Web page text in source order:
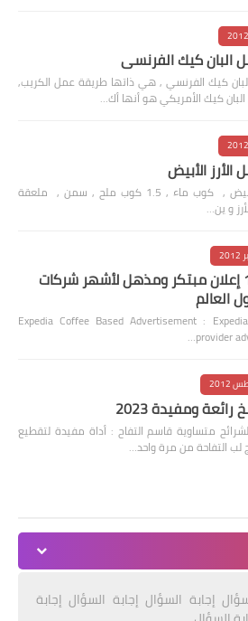
البان كيك الفرنسي
كيك الفرنسي , هي ذاتها طريقة عمل الكريب,
كيك الأمريكي هو أنها أك…
الأبيض
المقادير ارز ابيض , كوب ماء , 1.5 كوب ملح , سمن , ملعقة
و ين…
بالصور : 15 إعلان مبتكر ومذهل لأشهر شركات
العالم
Expedia Coffee Based Advertisement :
provider
ومفيدة 2023
متساوية قاسم التفاح : أداة مفيدة لتقطيع
لب التفاحة من مرة واحد…
إجابة السؤال إجابة السؤال إجابة